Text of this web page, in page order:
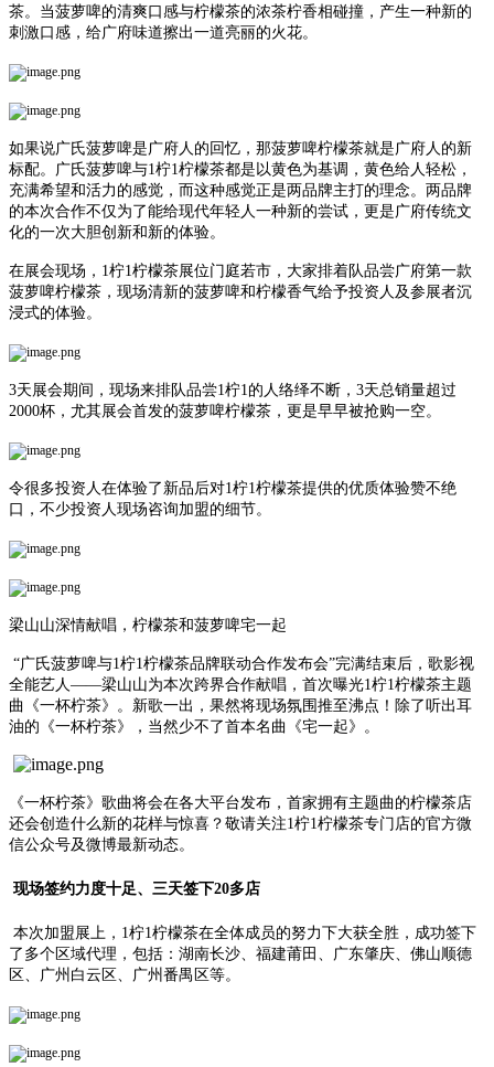
茶。当菠萝啤的清爽口感与柠檬茶的浓茶柠香相碰撞，产生一种新的
刺激口感，给广府味道擦出一道亮丽的火花。
如果说广氏菠萝啤是广府人的回忆，那菠萝啤柠檬茶就是广府人的新
标配。广氏菠萝啤与1柠1柠檬茶都是以黄色为基调，黄色给人轻松，
充满希望和活力的感觉，而这种感觉正是两品牌主打的理念。两品牌
的本次合作不仅为了能给现代年轻人一种新的尝试，更是广府传统文
化的一次大胆创新和新的体验。
在展会现场，1柠1柠檬茶展位门庭若市，大家排着队品尝广府第一款
菠萝啤柠檬茶，现场清新的菠萝啤和柠檬香气给予投资人及参展者沉
浸式的体验。
3天展会期间，现场来排队品尝1柠1的人络绎不断，3天总销量超过
2000杯，尤其展会首发的菠萝啤柠檬茶，更是早早被抢购一空。
令很多投资人在体验了新品后对1柠1柠檬茶提供的优质体验赞不绝
口，不少投资人现场咨询加盟的细节。
梁山山深情献唱，柠檬茶和菠萝啤宅一起
“广氏菠萝啤与1柠1柠檬茶品牌联动合作发布会”完满结束后，歌影视
全能艺人——梁山山为本次跨界合作献唱，首次曝光1柠1柠檬茶主题
曲《一杯柠茶》。新歌一出，果然将现场氛围推至沸点！除了听出耳
油的《一杯柠茶》，当然少不了首本名曲《宅一起》。
《一杯柠茶》歌曲将会在各大平台发布，首家拥有主题曲的柠檬茶店
还会创造什么新的花样与惊喜？敬请关注1柠1柠檬茶专门店的官方微
信公众号及微博最新动态。
现场签约力度十足、三天签下20多店
本次加盟展上，1柠1柠檬茶在全体成员的努力下大获全胜，成功签下
了多个区域代理，包括：湖南长沙、福建莆田、广东肇庆、佛山顺德
区、广州白云区、广州番禺区等。